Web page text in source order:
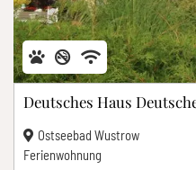
Deutsches Haus
Ostseebad Wustrow
Ferienwohnung